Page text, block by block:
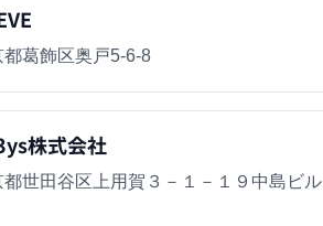
都葛飾区奥戸5-6-8
株式会社
都世田谷区上用賀３－１－１９中島ビル